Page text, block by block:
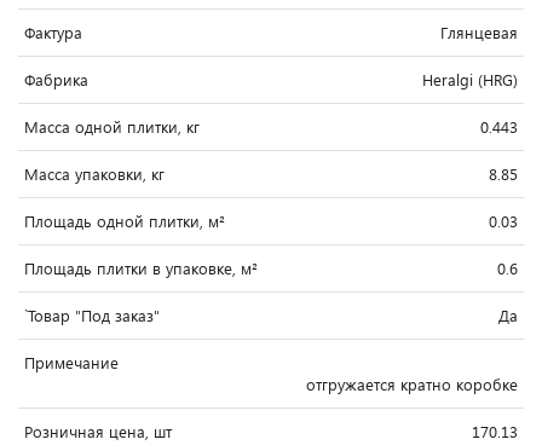
Фактура Глянцевая
Фабрика Heralgi (HRG)
Масса одной плитки, кг 0.443
Масса упаковки, кг 8.85
Площадь одной плитки, м² 0.03
Площадь плитки в упаковке, м² 0.6
`Товар "Под заказ" Да
Примечание
отгружается кратно коробке
Розничная цена, шт 170.13